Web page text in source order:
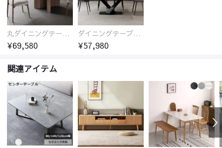
丸ダイニングテーブル セラミック天板 耐熱 キズに強い 丸型 北欧 無垢材 円卓 円型
¥69,580
ダイニングテーブル おしゃれ セラミック天板 大理石柄 食卓 4人用 4人 6人 140cm 160cm 180cm 耐久性 耐熱 食事テーブル
¥57,980
関連アイテム